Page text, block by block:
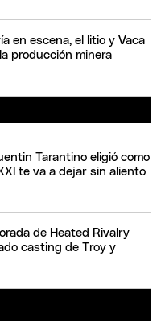
en escena, el litio y Vaca
producción minera
Tarantino eligió como
te va a dejar sin aliento
de Heated Rivalry
casting de Troy y